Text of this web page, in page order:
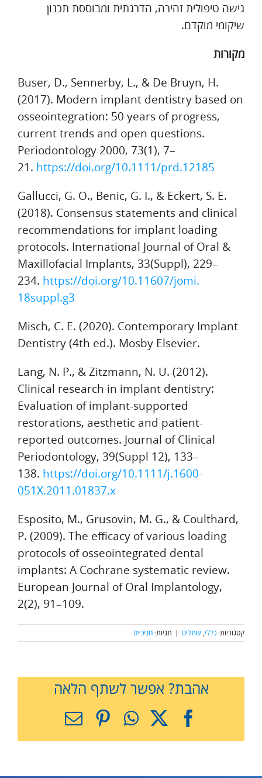
גישה טיפולית זהירה, הדרגתית ומבוססת תכנון
שיקומי מוקדם.
מקורות
Buser, D., Sennerby, L., & De Bruyn, H.
(2017). Modern implant dentistry based on
osseointegration: 50 years of progress,
current trends and open questions.
Periodontology 2000, 73(1), 7–
21. https://doi.org/10.1111/prd.12185
Gallucci, G. O., Benic, G. I., & Eckert, S. E.
(2018). Consensus statements and clinical
recommendations for implant loading
protocols. International Journal of Oral &
Maxillofacial Implants, 33(Suppl), 229–
234. https://doi.org/10.11607/jomi.
18suppl.g3
Misch, C. E. (2020). Contemporary Implant
Dentistry (4th ed.). Mosby Elsevier.
Lang, N. P., & Zitzmann, N. U. (2012).
Clinical research in implant dentistry:
Evaluation of implant-supported
restorations, aesthetic and patient-
reported outcomes. Journal of Clinical
Periodontology, 39(Suppl 12), 133–
138. https://doi.org/10.1111/j.1600-
051X.2011.01837.x
Esposito, M., Grusovin, M. G., & Coulthard,
P. (2009). The efficacy of various loading
protocols of osseointegrated dental
implants: A Cochrane systematic review.
European Journal of Oral Implantology,
2(2), 91–109.
קטגוריות: כללי, שתלים | תגיות: חניכיים
אהבת? אפשר לשתף הלאה
Facebook
X
WhatsApp
Pinterest
כתובת